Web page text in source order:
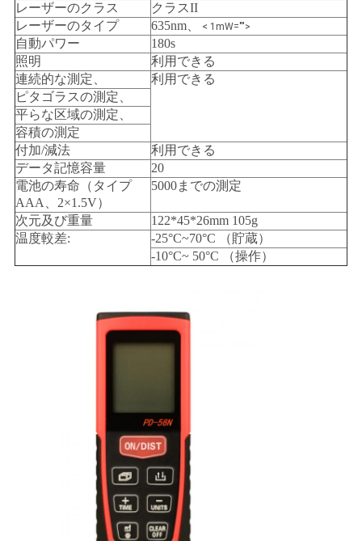
ニ
ュ
ー
ス
場
合
地
レーザーのクラス
クラスII
レーザーのタイプ
635nm、 < 1mW="">
自動パワー
180s
照明
利用できる
連続的な測定、
利用できる
ピタゴラスの測定、
平らな区域の測定、
容積の測定
付加/減法
利用できる
データ記憶容量
20
電池の寿命（タイプ
AAA、2×1.5V）
5000までの測定
次元及び重量
122*45*26mm 105g
温度較差:
-25°C~70°C （貯蔵）
-10°C~ 50°C （操作）